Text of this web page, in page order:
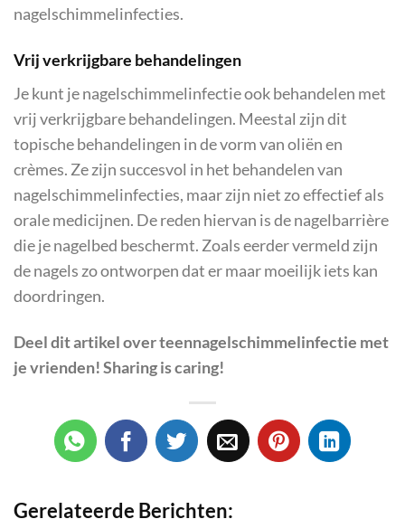
nagelschimmelinfecties.
Vrij verkrijgbare behandelingen
Je kunt je nagelschimmelinfectie ook behandelen met
vrij verkrijgbare behandelingen. Meestal zijn dit
topische behandelingen in de vorm van oliën en
crèmes. Ze zijn succesvol in het behandelen van
nagelschimmelinfecties, maar zijn niet zo effectief als
orale medicijnen. De reden hiervan is de nagelbarrière
die je nagelbed beschermt. Zoals eerder vermeld zijn
de nagels zo ontworpen dat er maar moeilijk iets kan
doordringen.
Deel dit artikel overteennagelschimmelinfectie met
je vrienden! Sharing is caring!
Gerelateerde Berichten: